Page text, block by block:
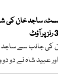
ساجد خان کی
عبید شاہ نے دو دو